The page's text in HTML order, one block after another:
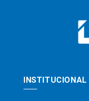
INSTITUCIONAL